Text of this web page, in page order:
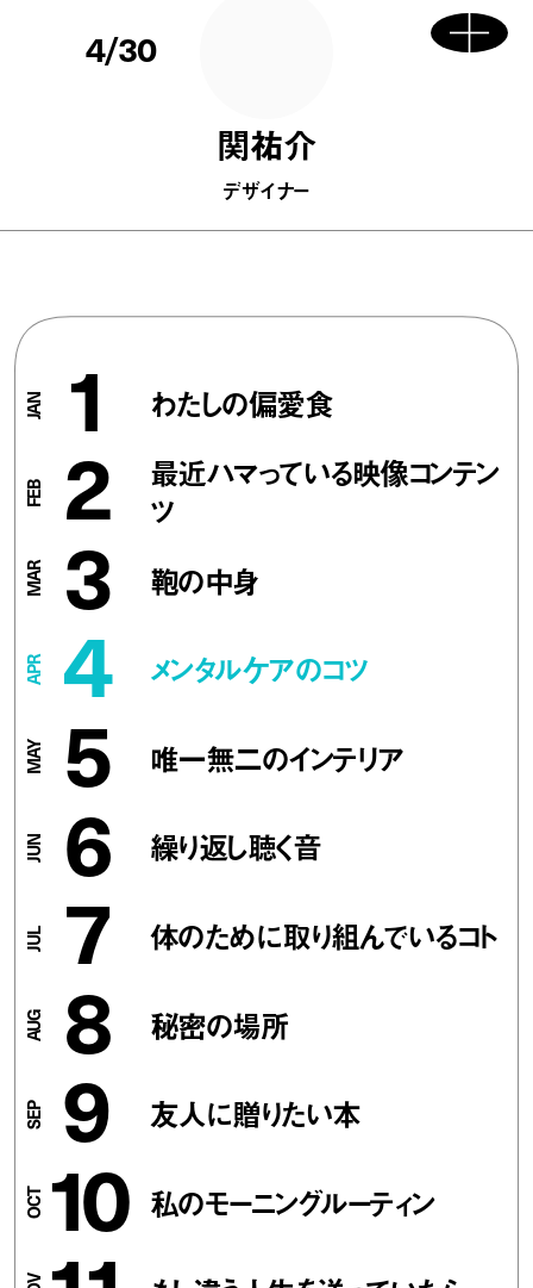
4/30
関祐介
デザイナー
1 わたしの偏愛食
2
最近ハマっている映像コンテン
ツ
3 鞄の中身
4 メンタルケアのコツ
5 唯一無二のインテリア
6 繰り返し聴く音
7 体のために取り組んでいるコト
8 秘密の場所
9 友人に贈りたい本
10 私のモーニングルーティン